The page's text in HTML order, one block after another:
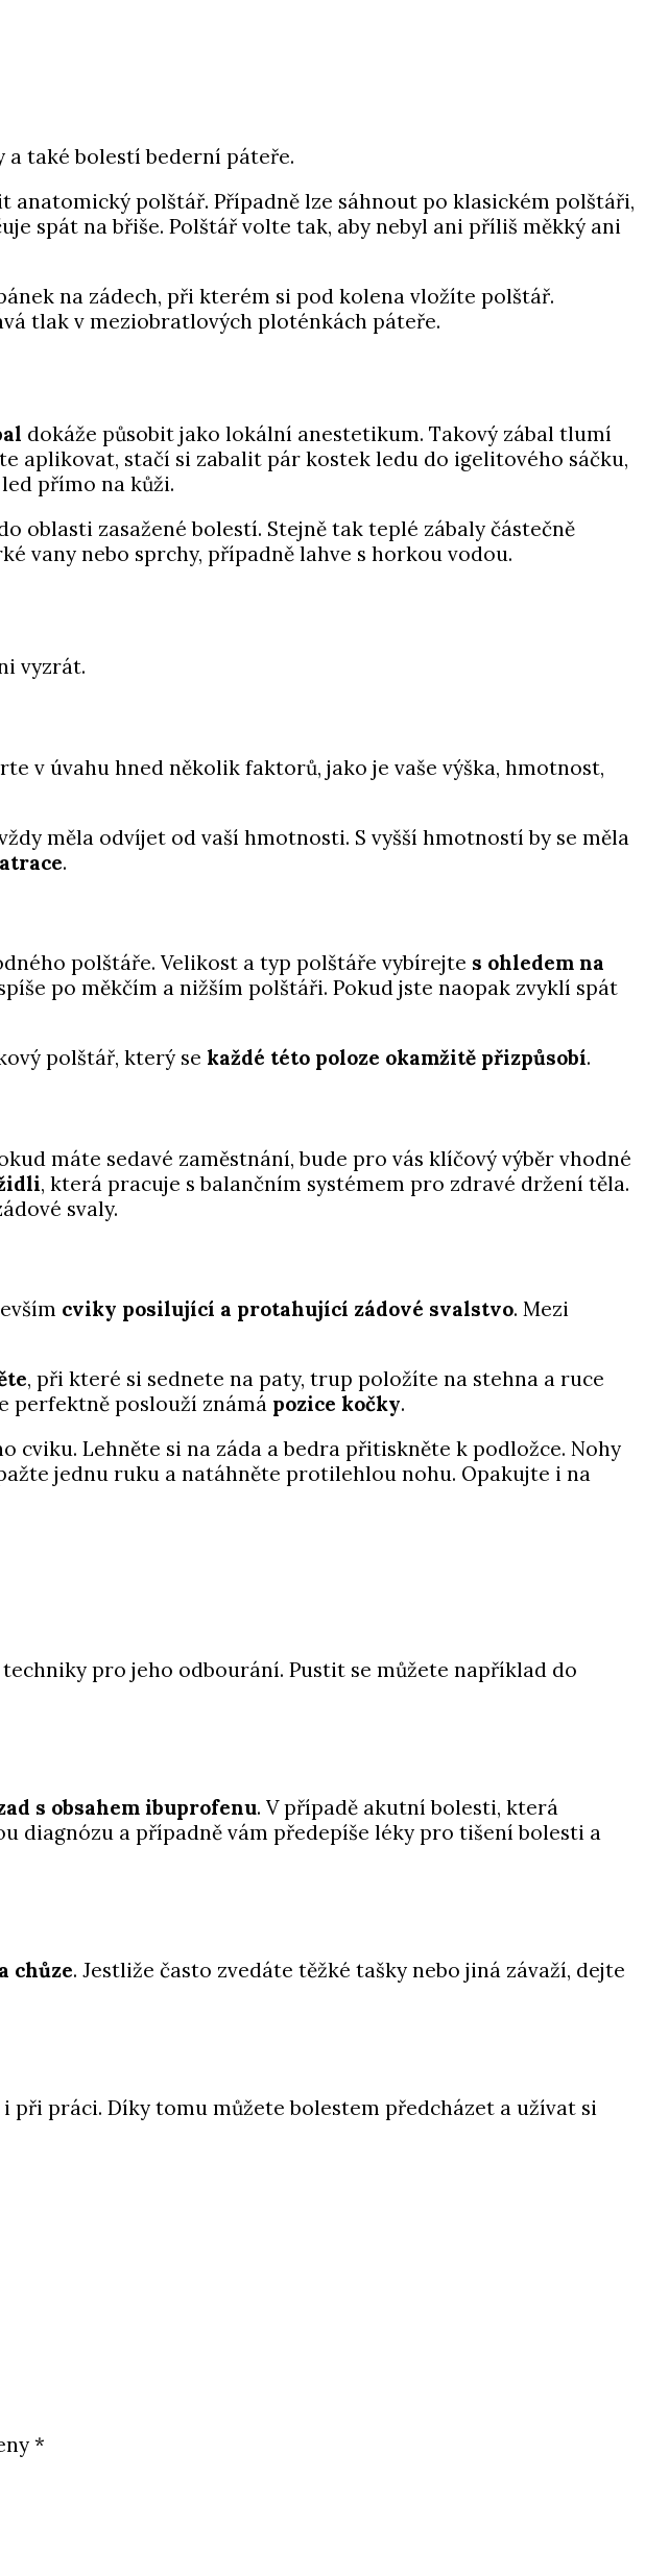
a také bolestí bederní páteře.
anatomický polštář. Případně lze sáhnout po klasickém polštáři,
spát na břiše. Polštář volte tak, aby nebyl ani příliš měkký ani
na zádech, při kterém si pod kolena vložíte polštář.
tlak v meziobratlových ploténkách páteře.
dokáže působit jako lokální anestetikum. Takový zábal tlumí
aplikovat, stačí si zabalit pár kostek ledu do igelitového sáčku,
přímo na kůži.
zasažené bolestí. Stejně tak teplé zábaly částečně
vany nebo sprchy, případně lahve s horkou vodou.
vyzrát.
v úvahu hned několik faktorů, jako je vaše výška, hmotnost,
měla odvíjet od vaší hmotnosti. S vyšší hmotností by se měla
.
polštáře. Velikost a typ polštáře vybírejte s ohledem na
po měkčím a nižším polštáři. Pokud jste naopak zvyklí spát
polštář, který se každé této poloze okamžitě přizpůsobí.
máte sedavé zaměstnání, bude pro vás klíčový výběr vhodné
, která pracuje s balančním systémem pro zdravé držení těla.
svaly.
cviky posilující a protahující zádové svalstvo. Mezi
, při které si sednete na paty, trup položíte na stehna a ruce
perfektně poslouží známá pozice kočky.
cviku. Lehněte si na záda a bedra přitiskněte k podložce. Nohy
jednu ruku a natáhněte protilehlou nohu. Opakujte i na
pro jeho odbourání. Pustit se můžete například do
s obsahem ibuprofenu. V případě akutní bolesti, která
diagnózu a případně vám předepíše léky pro tišení bolesti a
chůze. Jestliže často zvedáte těžké tašky nebo jiná závaží, dejte
práci. Díky tomu můžete bolestem předcházet a užívat si
*